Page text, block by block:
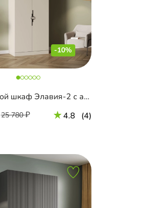
-10%
Распашной шкаф Элавия-2 с антресолью
25 780 4.8 (4)